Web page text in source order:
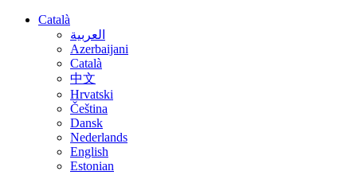
Català
العربية
Azerbaijani
Català
中文
Hrvatski
Čeština
Dansk
Nederlands
English
Estonian